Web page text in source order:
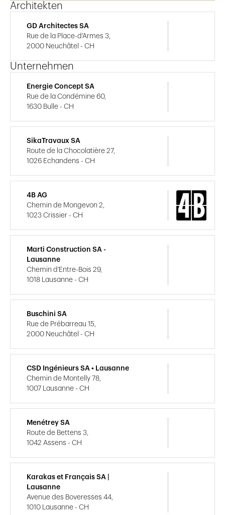
Architekten
GD Architectes SA
Rue de la Place-d'Armes 3,
2000 Neuchâtel - CH
Unternehmen
Energie Concept SA
Rue de la Condémine 60,
1630 Bulle - CH
SikaTravaux SA
Route de la Chocolatière 27,
1026 Echandens - CH
4B AG
Chemin de Mongevon 2,
1023 Crissier - CH
Marti Construction SA -
Lausanne
Chemin d'Entre-Bois 29,
1018 Lausanne - CH
Buschini SA
Rue de Prébarreau 15,
2000 Neuchâtel - CH
CSD Ingénieurs SA • Lausanne
Chemin de Montelly 78,
1007 Lausanne - CH
Menétrey SA
Route de Bettens 3,
1042 Assens - CH
Karakas et Français SA |
Lausanne
Avenue des Boveresses 44,
1010 Lausanne - CH